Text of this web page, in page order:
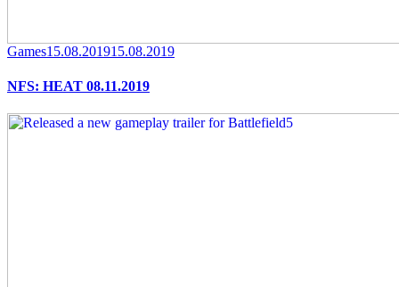
Category
GamesPosted
15.08.201915.08.2019
NFS: HEAT 08.11.2019